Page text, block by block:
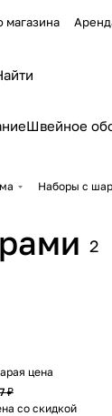
магазина
Швейное
Наборы с
2
цена
₽
со скидкой